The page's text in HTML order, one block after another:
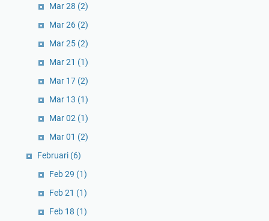
Mar 28 (2)
Mar 26 (2)
Mar 25 (2)
Mar 21 (1)
Mar 17 (2)
Mar 13 (1)
Mar 02 (1)
Mar 01 (2)
Februari (6)
Feb 29 (1)
Feb 21 (1)
Feb 18 (1)